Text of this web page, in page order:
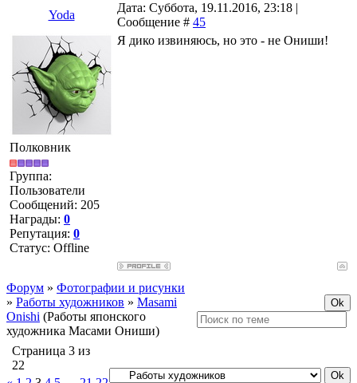
Yoda
Дата: Суббота, 19.11.2016, 23:18 |
Сообщение # 45
Полковник
Группа:
Пользователи
Сообщений: 205
Награды: 0
Репутация: 0
Статус: Offline
Я дико извиняюсь, но это - не Ониши!
Форум » Фотографии и рисунки
» Работы художников » Masami
Onishi (Работы японского
художника Масами Ониши)
Страница 3 из
22